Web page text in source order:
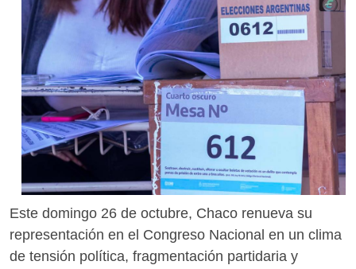
Este domingo 26 de octubre, Chaco renueva su
representación en el Congreso Nacional en un clima
de tensión política, fragmentación partidaria y